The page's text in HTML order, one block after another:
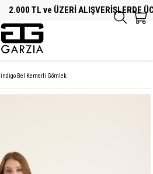
2.000 TL ve ÜZERİ ALIŞVERİŞLERDE
İndigo Bel Kemerli Gömlek